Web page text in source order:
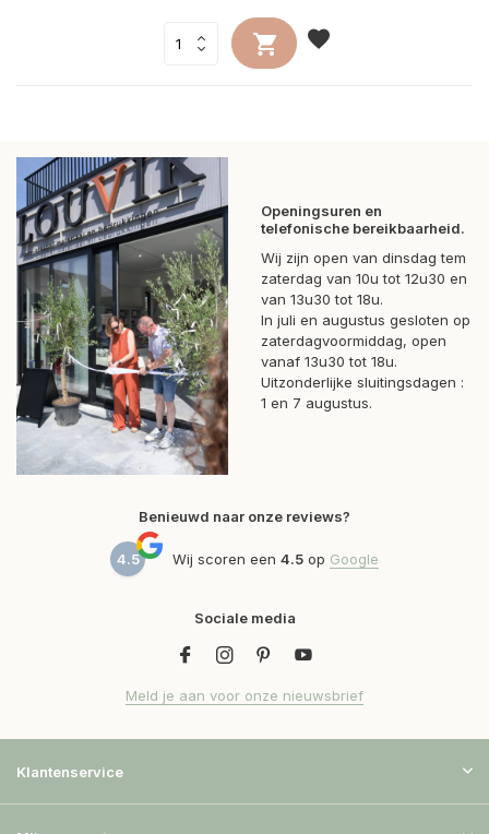
Openingsuren en
telefonische bereikbaarheid.
Wij zijn open van dinsdag tem
zaterdag van 10u tot 12u30 en
van 13u30 tot 18u.
In juli en augustus gesloten op
zaterdagvoormiddag, open
vanaf 13u30 tot 18u.
Uitzonderlijke sluitingsdagen :
1 en 7 augustus.
Benieuwd naar onze reviews?
4.5 Wij scoren een 4.5 op Google
Sociale media
Meld je aan voor onze nieuwsbrief
Klantenservice